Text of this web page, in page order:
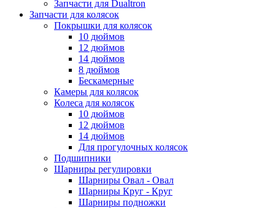
Запчасти для Dualtron
Запчасти для колясок
Покрышки для колясок
10 дюймов
12 дюймов
14 дюймов
8 дюймов
Бескамерные
Камеры для колясок
Колеса для колясок
10 дюймов
12 дюймов
14 дюймов
Для прогулочных колясок
Подшипники
Шарниры регулировки
Шарниры Овал - Овал
Шарниры Круг - Круг
Шарниры подножки